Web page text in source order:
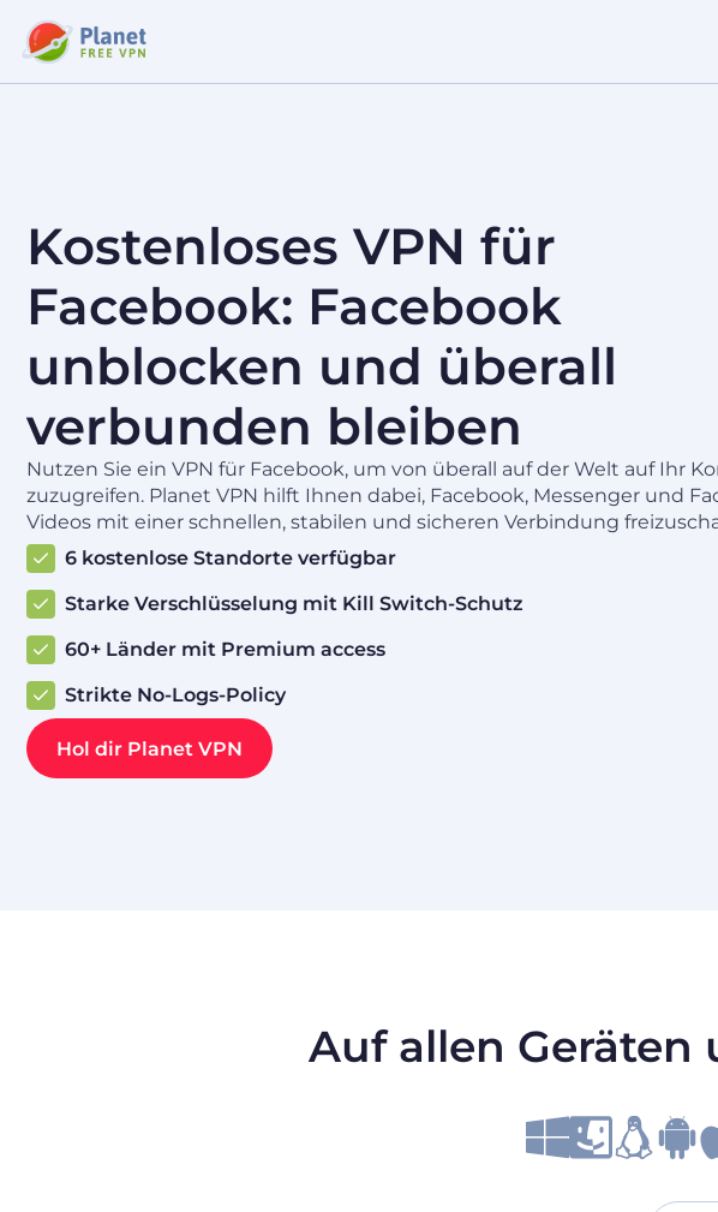
Kostenloses VPN für
Facebook: Facebook
unblocken und überall
verbunden bleiben
Nutzen Sie ein VPN für Facebook, um von überall auf der Welt auf Ihr
zuzugreifen. Planet VPN hilft Ihnen dabei, Facebook, Messenger und
Videos mit einer schnellen, stabilen und sicheren Verbindung
6 kostenlose Standorte verfügbar
Starke Verschlüsselung mit Kill Switch-Schutz
60+ Länder mit Premium access
Strikte No-Logs-Policy
Hol dir Planet VPN
Auf allen